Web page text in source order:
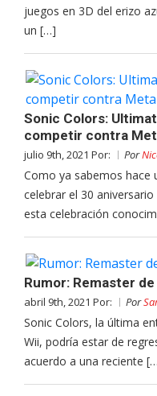
juegos en 3D del erizo
un […]
Sonic Colors:
competir contra
julio 9th, 2021 Por: Por
Como ya sabemos hace
celebrar el 30
esta celebración
Rumor: Remaster
abril 9th, 2021 Por: Por
Sonic Colors, la última
Wii, podría estar de
acuerdo a una reciente